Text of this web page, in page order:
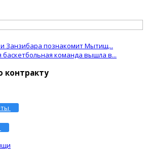
и Занзибара познакомит Мытищ...
команда вышла в...
контракту